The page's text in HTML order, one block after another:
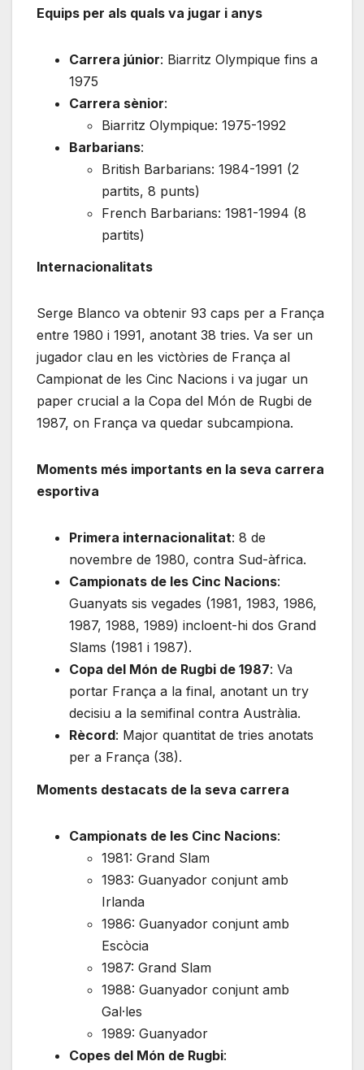
Equips per als quals va jugar i anys
Carrera júnior: Biarritz Olympique fins a
1975
Carrera sènior:
Biarritz Olympique: 1975-1992
Barbarians:
British Barbarians: 1984-1991 (2
partits, 8 punts)
French Barbarians: 1981-1994 (8
partits)
Internacionalitats
Serge Blanco va obtenir 93 caps per a França
entre 1980 i 1991, anotant 38 tries. Va ser un
jugador clau en les victòries de França al
Campionat de les Cinc Nacions i va jugar un
paper crucial a la Copa del Món de Rugbi de
1987, on França va quedar subcampiona.
Moments més importants en la seva carrera
esportiva
Primera internacionalitat: 8 de
novembre de 1980, contra Sud-àfrica.
Campionats de les Cinc Nacions:
Guanyats sis vegades (1981, 1983, 1986,
1987, 1988, 1989) incloent-hi dos Grand
Slams (1981 i 1987).
Copa del Món de Rugbi de 1987: Va
portar França a la final, anotant un try
decisiu a la semifinal contra Austràlia.
Rècord: Major quantitat de tries anotats
per a França (38).
Moments destacats de la seva carrera
Campionats de les Cinc Nacions:
1981: Grand Slam
1983: Guanyador conjunt amb
Irlanda
1986: Guanyador conjunt amb
Escòcia
1987: Grand Slam
1988: Guanyador conjunt amb
Gal·les
1989: Guanyador
Copes del Món de Rugbi: